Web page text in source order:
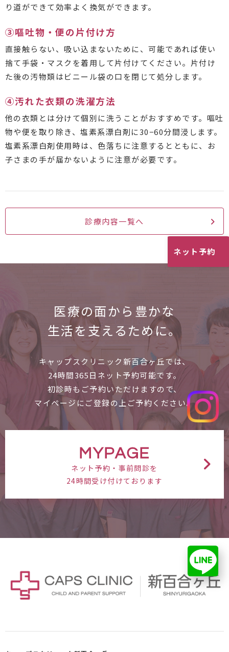
ネット予約
り道ができて効率よく換気ができます。
③嘔吐物・便の片付け方
直接触らない、吸い込まないために、可能であれば使い
捨て手袋・マスクを着用して片付けてください。片付け
た後の汚物類はビニール袋の口を閉じて処分します。
④汚れた衣類の洗濯方法
他の衣類とは分けて個別に洗うことがおすすめです。嘔吐
物や便を取り除き、塩素系漂白剤に30−60分間浸します。
塩素系漂白剤使用時は、色落ちに注意するとともに、お
子さまの手が届かないように注意が必要です。
診療内容一覧へ
医療の面から 豊かな
生活を支えるために。
キャップスクリニック新百合ヶ丘では、
24時間365日ネット予約可能です。
初診時もご予約いただけますので、
マイページにご登録の上ご予約ください。
MYPAGE
ネット予約・事前問診を
24時間受け付けております